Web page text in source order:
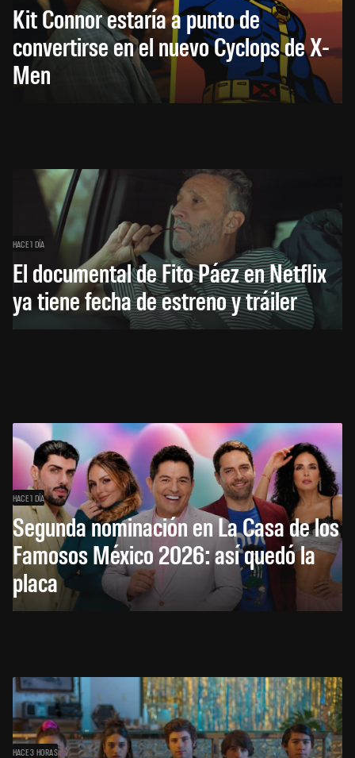
Kit Connor estaría a punto de
convertirse en el nuevo Cyclops de X-
Men
HACE 1 DÍA
El documental de Fito Páez en Netflix
ya tiene fecha de estreno y tráiler
HACE 1 DÍA
Segunda nominación en La Casa de los
Famosos México 2026: así quedó la
placa
HACE 3 HORAS